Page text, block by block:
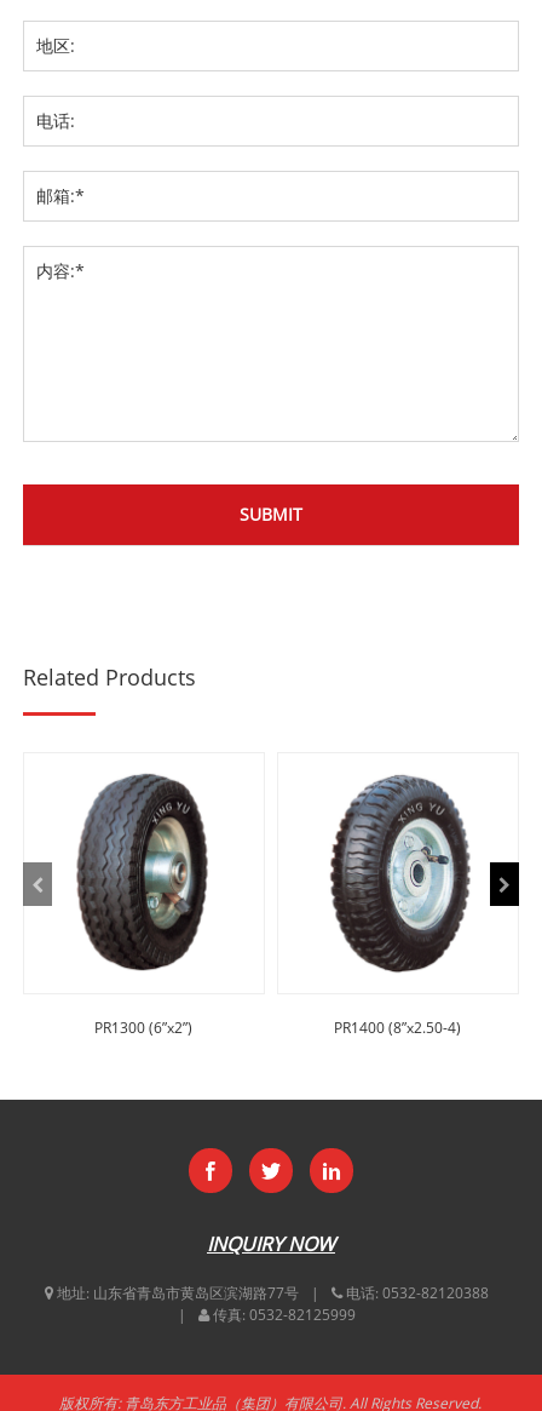
Related Products
PR1300 (6”x2”) PR1400 (8”x2.50-4)
INQUIRY NOW
地址: 山东省青岛市黄岛区滨湖路77号 电话: 0532-82120388
传真: 0532-82125999
版权所有: 青岛东方工业品（集团）有限公司. All Rights Reserved.